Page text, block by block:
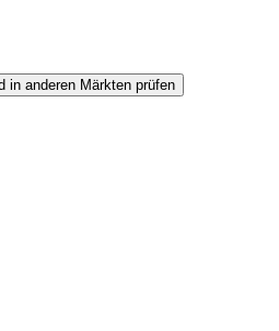
in anderen Märkten prüfen